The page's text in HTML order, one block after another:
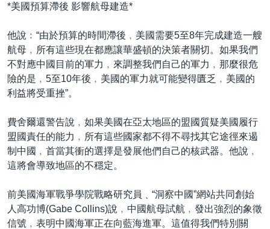
*美國預算滯後 影響航母建造*
他說﹕“由於預算的時間滯後﹐美國需要5至8年完成建造一艘
航母﹐所有這些現在都應讓華盛頓的決策者關切。如果我們
不對應中國目前的軍力﹐來調整我們自己的軍力﹐那麼很危
險的是﹐5至10年後﹐美國的軍力就可能變得匱乏﹐美國的
利益將受重挫”。
費舍爾還警告說﹐如果美國在亞太地區的盟國質疑美國履行
盟國責任的能力﹐所有這些國家都不得不尋找其它途徑來遏
制中國﹐首當其衝的選擇是發展他們自己的核武器。他說﹐
這將會導致地區的不穩定。
前美國海軍戰爭學院戰略研究員﹑“洞察中國”網站共同創始
人高功博(Gabe Collins)說﹐中國航母試航﹐發出強烈的象徵
信號﹐表明中國海軍正在向藍海進軍。這值得我們特別關